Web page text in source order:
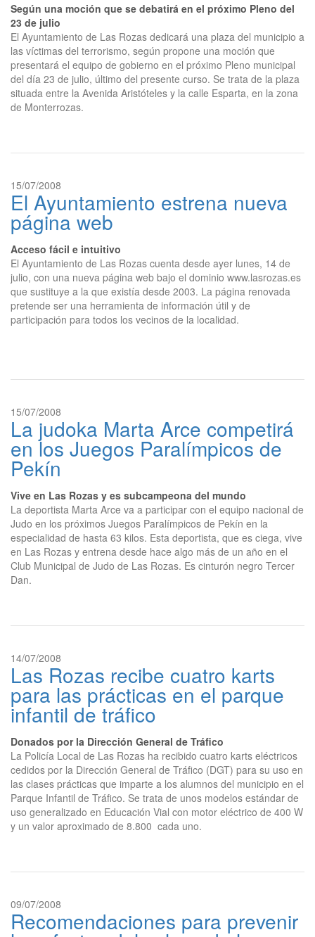
Según una moción que se debatirá en el próximo Pleno del
23 de julio
El Ayuntamiento de Las Rozas dedicará una plaza del municipio a
las víctimas del terrorismo, según propone una moción que
presentará el equipo de gobierno en el próximo Pleno municipal
del día 23 de julio, último del presente curso. Se trata de la plaza
situada entre la Avenida Aristóteles y la calle Esparta, en la zona
de Monterrozas.
15/07/2008
El Ayuntamiento estrena nueva
página web
Acceso fácil e intuitivo
El Ayuntamiento de Las Rozas cuenta desde ayer lunes, 14 de
julio, con una nueva página web bajo el dominio www.lasrozas.es
que sustituye a la que existía desde 2003. La página renovada
pretende ser una herramienta de información útil y de
participación para todos los vecinos de la localidad.
15/07/2008
La judoka Marta Arce competirá
en los Juegos Paralímpicos de
Pekín
Vive en Las Rozas y es subcampeona del mundo
La deportista Marta Arce va a participar con el equipo nacional de
Judo en los próximos Juegos Paralímpicos de Pekín en la
especialidad de hasta 63 kilos. Esta deportista, que es ciega, vive
en Las Rozas y entrena desde hace algo más de un año en el
Club Municipal de Judo de Las Rozas. Es cinturón negro Tercer
Dan.
14/07/2008
Las Rozas recibe cuatro karts
para las prácticas en el parque
infantil de tráfico
Donados por la Dirección General de Tráfico
La Policía Local de Las Rozas ha recibido cuatro karts eléctricos
cedidos por la Dirección General de Tráfico (DGT) para su uso en
las clases prácticas que imparte a los alumnos del municipio en el
Parque Infantil de Tráfico. Se trata de unos modelos estándar de
uso generalizado en Educación Vial con motor eléctrico de 400 W
y un valor aproximado de 8.800  cada uno.
09/07/2008
Recomendaciones para prevenir